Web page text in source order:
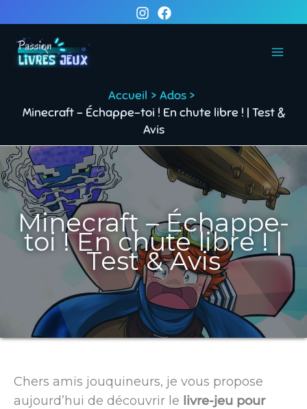
au
contenu
Accueil
Ados
Minecraft – Échappe-toi ! En chute libre ! | Test &
Avis
Minecraft – Échappe-
toi ! En chute libre ! |
Test & Avis
Chers amis jouquineurs, je vous propose
aujourd’hui de découvrir le livre-jeu pour